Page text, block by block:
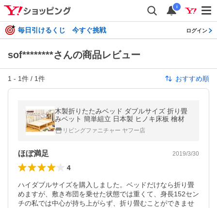
i
毎日引けるくじ 今すぐ挑戦 ログイン
sof********さんの商品レビュー
1 - 1件 / 1件 おすすめ順
木製折りたたみベッド ダブルサイズ 折り畳
みベット 簡単組立 日本製 ヒノキ床板 檜材
リビングファニチャー ヤフー店
ほぼ満足 2019/3/30
4
ハイダブルサイズを購入しました。ベッドだけなら折り畳
めますが、敷き布団を乗せた状態では重くて、身長152セン
チの私では中心が持ち上がらず、折り畳むことができませ